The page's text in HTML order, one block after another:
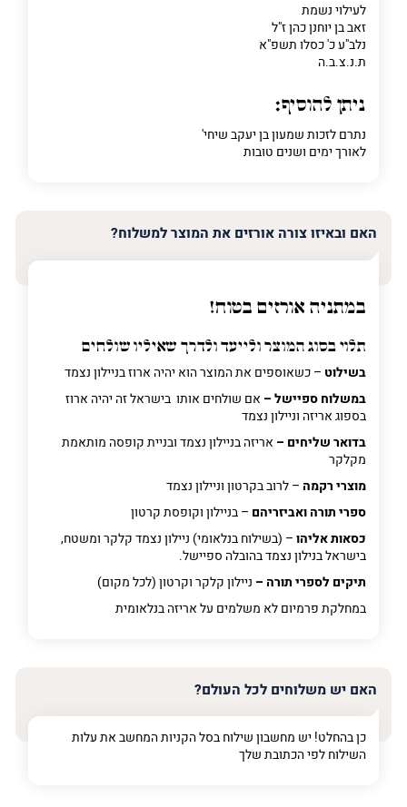
לעילוי נשמת
זאב בן יוחנן כהן ז"ל
נלב"ע כ' כסלו תשפ"א
ת.נ.צ.ב.ה
ניתן להוסיף:
נתרם לזכות שמעון בן יעקב שיחי'
לאורך ימים ושנים טובות
האם ובאיזו צורה אורזים את המוצר למשלוח?
במתניה אורזים בטוח!
תלוי בסוג המוצר ולייעד ולדרך שאיליו שולחים
בשילוט – כשאוספים את המוצר הוא יהיה ארוז בניילון נצמד
במשלוח ספיישל – אם שולחים אותו בישראל זה יהיה ארוז
בספוג אריזה וניילון נצמד
בדואר שליחים – אריזה בניילון נצמד ובניית קופסה מותאמת
מקלקר
מוצרי רקמה – לרוב בקרטון וניילון נצמד
ספרי תורה ואביזריהם – בניילון וקופסת קרטון
כסאות אליהו– (בשילוח בנלאומי) ניילון נצמד קלקר ומשטח,
בישראל בנילון נצמד בהובלה ספיישל.
תיקים לספרי תורה – ניילון קלקר וקרטון (לכל מקום)
במחלקת פרמיוםלא משלמים על אריזה בנלאומית
האם יש משלוחים לכל העולם?
כן בהחלט! יש מחשבון שילוח בסל הקניות המחשב את עלות
השילוח לפי הכתובת שלך